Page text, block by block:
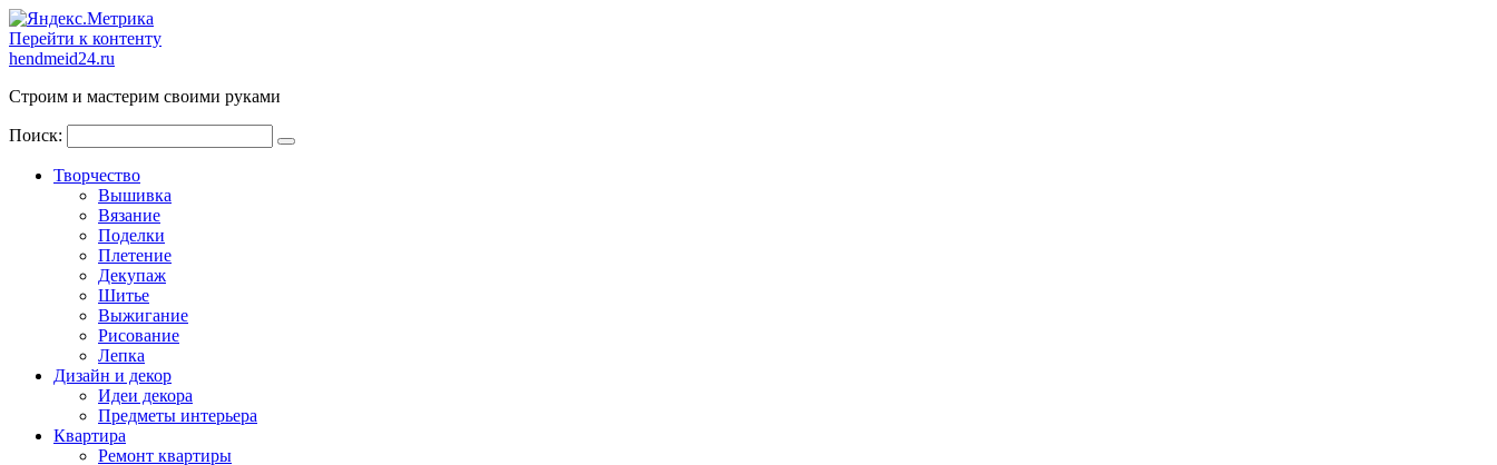
Перейти к контенту
hendmeid24.ru
Строим и мастерим своими руками
Поиск:
Творчество
Вышивка
Вязание
Поделки
Плетение
Декупаж
Шитье
Выжигание
Рисование
Лепка
Дизайн и декор
Идеи декора
Предметы интерьера
Квартира
Ремонт квартиры